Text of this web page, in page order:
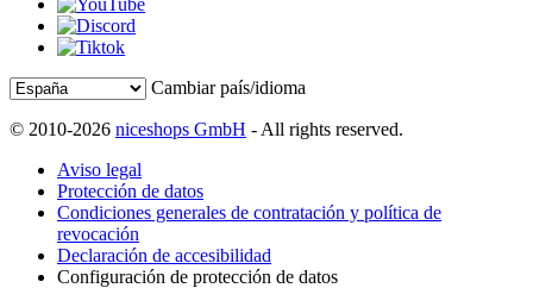
Cambiar país/idioma
© 2010-2026 niceshops GmbH - All rights reserved.
Aviso legal
Protección de datos
Condiciones generales de contratación y política de
revocación
Declaración de accesibilidad
Configuración de protección de datos